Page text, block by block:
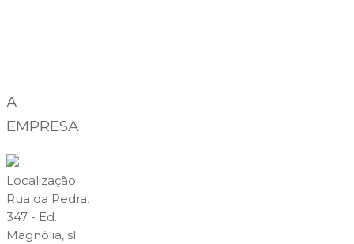
A
EMPRESA
Localização
Rua da Pedra,
347 - Ed.
Magnólia, sl